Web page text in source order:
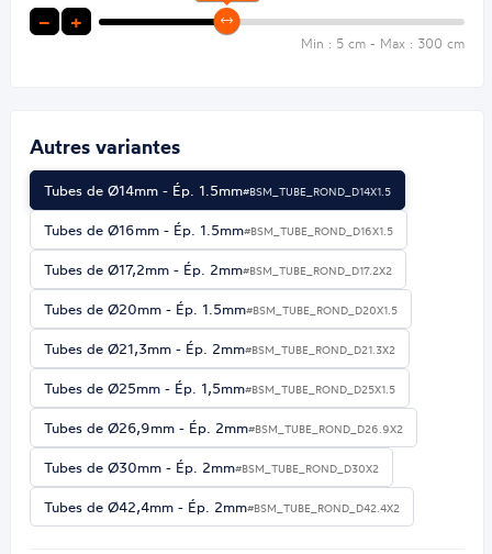
− +
Min : 5 cm - Max : 300 cm
Autres variantes
Tubes de Ø14mm - Ép. 1.5mm#BSM_TUBE_ROND_D14X1.5
Tubes de Ø16mm - Ép. 1.5mm#BSM_TUBE_ROND_D16X1.5
Tubes de Ø17,2mm - Ép. 2mm#BSM_TUBE_ROND_D17.2X2
Tubes de Ø20mm - Ép. 1.5mm#BSM_TUBE_ROND_D20X1.5
Tubes de Ø21,3mm - Ép. 2mm#BSM_TUBE_ROND_D21.3X2
Tubes de Ø25mm - Ép. 1,5mm#BSM_TUBE_ROND_D25X1.5
Tubes de Ø26,9mm - Ép. 2mm#BSM_TUBE_ROND_D26.9X2
Tubes de Ø30mm - Ép. 2mm#BSM_TUBE_ROND_D30X2
Tubes de Ø42,4mm - Ép. 2mm#BSM_TUBE_ROND_D42.4X2